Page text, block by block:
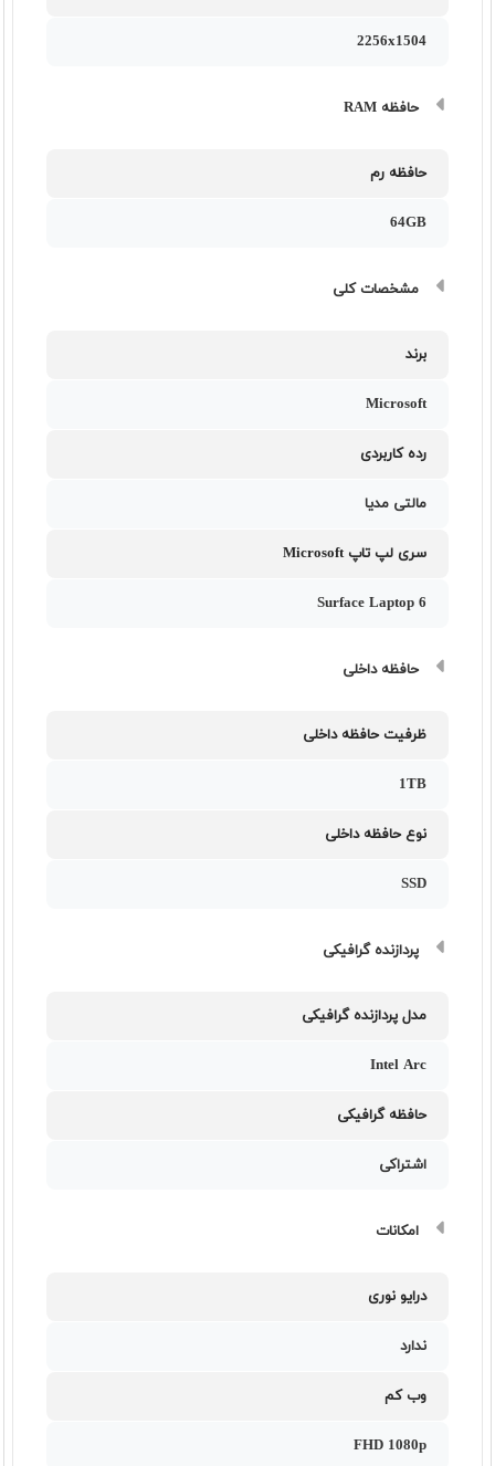
2256x1504
حافظه RAM
حافظه رم
64GB
مشخصات کلی
برند
Microsoft
رده کاربردی
مالتی مدیا
سری لپ تاپ Microsoft
Surface Laptop 6
حافظه داخلی
ظرفیت حافظه داخلی
1TB
نوع حافظه داخلی
SSD
پردازنده گرافیکی
مدل پردازنده گرافیکی
Intel Arc
حافظه گرافیکی
اشتراکی
امکانات
درایو نوری
ندارد
وب کم
FHD 1080p